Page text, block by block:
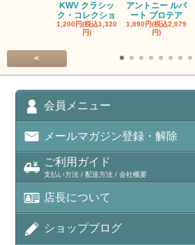
KWV クラシッ
ク・コレクショ
1,200円(税込1,320
円)
アントニー ルパ
ート プロテア
1,890円(税込2,079
円)
<
会員メニュー
メールマガジン登録・解除
ご利用ガイド
支払い方法 / 配送方法 / 会社概要
店長について
ショップブログ